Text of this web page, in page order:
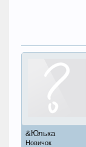
&Юлька
Новичок